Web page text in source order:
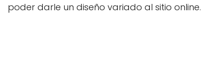
poder darle un diseño variado al sitio online.